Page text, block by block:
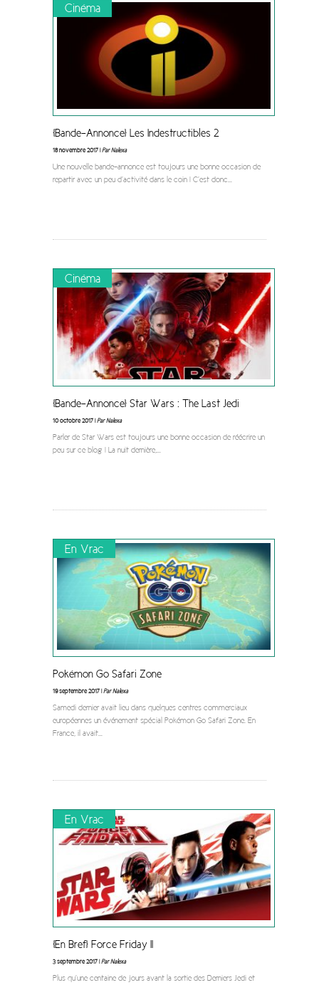
Cinéma
[Bande-Annonce] Les Indestructibles 2
18 novembre 2017 |Par Nalexa
Une nouvelle bande-annonce est toujours une bonne occasion de
repartir avec un peu d’activité dans le coin ! C’est donc...
Cinéma
[Bande-Annonce] Star Wars : The Last Jedi
10 octobre 2017 |Par Nalexa
Parler de Star Wars est toujours une bonne occasion de réécrire un
peu sur ce blog ! La nuit dernière,...
En Vrac
Pokémon Go Safari Zone
19 septembre 2017 |Par Nalexa
Samedi dernier avait lieu dans quelques centres commerciaux
européennes un événement spécial Pokémon Go Safari Zone. En
France, il avait...
En Vrac
[En Bref] Force Friday II
3 septembre 2017 |Par Nalexa
Plus qu’une centaine de jours avant la sortie des Derniers Jedi et